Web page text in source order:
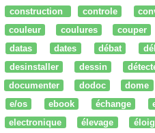
construction
controle
couleur
coulures couper
datas
dates débat
desinstaller
dessin
documenter
dodoc dome
e/os
ebook échange
electronique
élevage